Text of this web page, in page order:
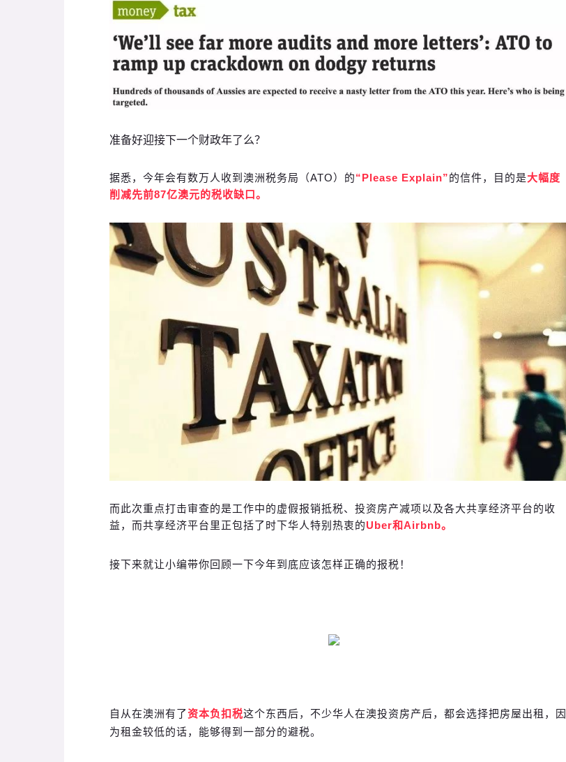
准备好迎接下一个财政年了么？
据悉，今年会有数万人收到澳洲税务局（ATO）的“Please Explain”的信件，目的是大幅度
削减先前87亿澳元的税收缺口。
而此次重点打击审查的是工作中的虚假报销抵税、投资房产减项以及各大共享经济平台的收
益，而共享经济平台里正包括了时下华人特别热衷的Uber和Airbnb。
接下来就让小编带你回顾一下今年到底应该怎样正确的报税！
自从在澳洲有了资本负扣税这个东西后，不少华人在澳投资房产后，都会选择把房屋出租，因
为租金较低的话，能够得到一部分的避税。